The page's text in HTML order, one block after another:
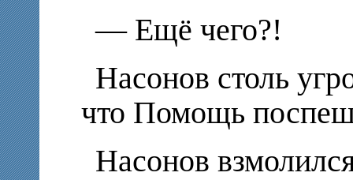
— Ещё чего?!
Насонов столь
что Помощь
Насонов